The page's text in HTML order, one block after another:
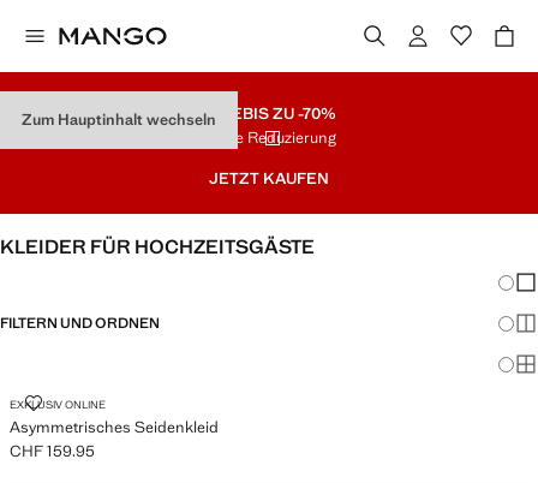
Zum Hauptinhalt wechselnSALEBIS ZU -70%
Letzte Reduzierung
JETZT KAUFEN
KLEIDER FÜR HOCHZEITSGÄSTE
FILTERN UND ORDNEN
EXKLUSIV ONLINE
Asymmetrisches Seidenkleid
ASYMMETRISCHES SEIDENKLEID
Aktueller Preis [CHF 159.95 ]
CHF 159.95